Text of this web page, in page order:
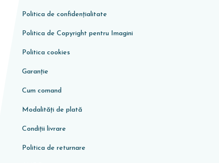
Politica de confidențialitate
Politica de Copyright pentru Imagini
Politica cookies
Garanţie
Cum comand
Modalități de plată
Condiţii livrare
Politica de returnare